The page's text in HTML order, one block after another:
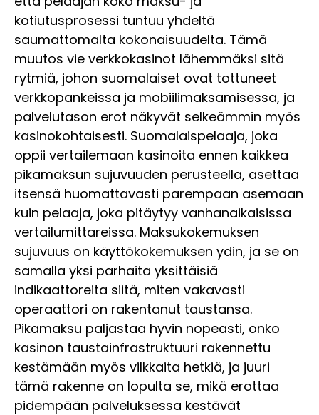
kotiutusprosessi tuntuu yhdeltä
saumattomalta kokonaisuudelta. Tämä
muutos vie verkkokasinot lähemmäksi sitä
rytmiä, johon suomalaiset ovat tottuneet
verkkopankeissa ja mobiilimaksamisessa, ja
palvelutason erot näkyvät selkeämmin myös
kasinokohtaisesti. Suomalaispelaaja, joka
oppii vertailemaan kasinoita ennen kaikkea
pikamaksun sujuvuuden perusteella, asettaa
itsensä huomattavasti parempaan asemaan
kuin pelaaja, joka pitäytyy vanhanaikaisissa
vertailumittareissa. Maksukokemuksen
sujuvuus on käyttökokemuksen ydin, ja se on
samalla yksi parhaita yksittäisiä
indikaattoreita siitä, miten vakavasti
operaattori on rakentanut taustansa.
Pikamaksu paljastaa hyvin nopeasti, onko
kasinon taustainfrastruktuuri rakennettu
kestämään myös vilkkaita hetkiä, ja juuri
tämä rakenne on lopulta se, mikä erottaa
pidempään palveluksessa kestävät